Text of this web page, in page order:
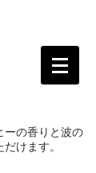
の香りと波の
けます。